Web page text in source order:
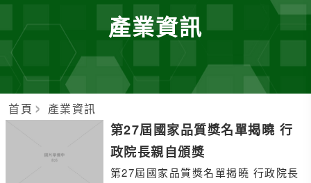
產業資訊
首頁 產業資訊
第27屆國家品質獎名單揭曉 行
政院長親自頒獎
第27屆國家品質獎名單揭曉 行政院長